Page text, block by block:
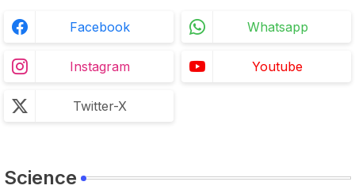
Facebook Whatsapp
Instagram Youtube
Twitter-X
Science